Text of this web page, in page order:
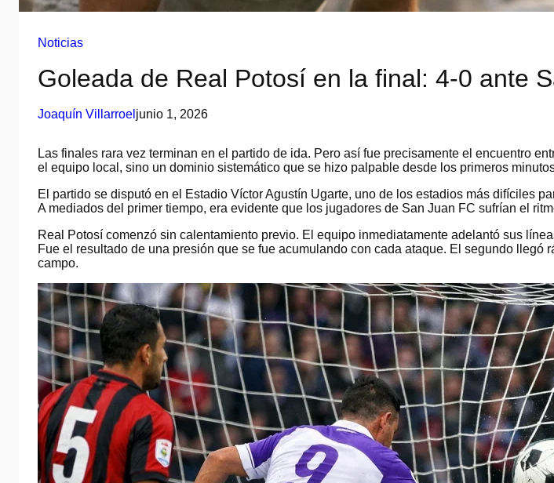
Noticias
Goleada de Real Potosí en la final: 4-0 ante
Joaquín Villarroel junio 1, 2026
Las finales rara vez terminan en el partido de ida. Pero así fue precisamente el encuentro
el equipo local, sino un dominio sistemático que se hizo palpable desde los primeros
El partido se disputó en el Estadio Víctor Agustín Ugarte, uno de los estadios más difíciles
A mediados del primer tiempo, era evidente que los jugadores de San Juan FC sufrían el
Real Potosí comenzó sin calentamiento previo. El equipo inmediatamente adelantó sus
Fue el resultado de una presión que se fue acumulando con cada ataque. El segundo
campo.